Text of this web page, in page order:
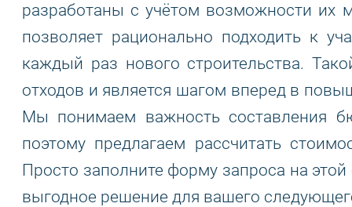
разработаны с учётом возможности их
позволяет рационально подходить к
каждый раз нового строительства.
отходов и является шагом вперед в
Мы понимаем важность составления
поэтому предлагаем рассчитать
Просто заполните форму запроса на
выгодное решение для вашего